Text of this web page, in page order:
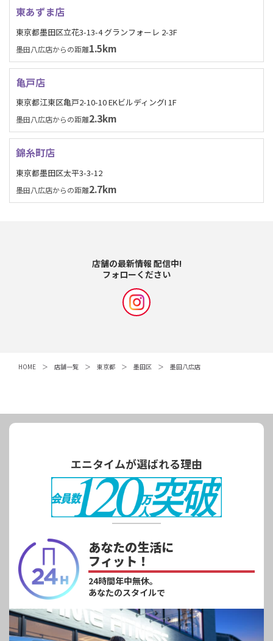
東あずま店
東京都墨田区立花3-13-4 グランフォーレ 2-3F
墨田八広店からの距離1.5km
亀戸店
東京都江東区亀戸2-10-10 EKビルディングI 1F
墨田八広店からの距離2.3km
錦糸町店
東京都墨田区太平3-3-12
墨田八広店からの距離2.7km
店舗の最新情報 配信中!
フォローください
HOME 店舗一覧 東京都 墨田区 墨田八広店
エニタイムが選ばれる理由
あなたの生活に
フィット！
24時間年中無休。
あなたのスタイルで